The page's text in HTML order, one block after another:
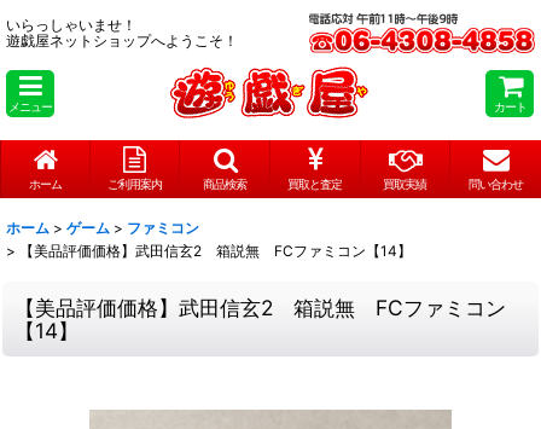
いらっしゃいませ！
遊戯屋ネットショップへようこそ！
メニュー カート
ホーム ご利用案内 商品検索 買取と査定 買取実績 問い合わせ
ホーム > ゲーム > ファミコン
>
【美品評価価格】武田信玄2 箱説無 FCファミコン【14】
【美品評価価格】武田信玄2 箱説無 FCファミコン
【14】